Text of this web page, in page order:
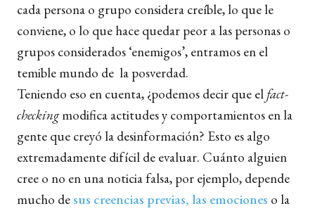
cada persona o grupo considera creíble, lo que le
conviene, o lo que hace quedar peor a las personas o
grupos considerados ‘enemigos’, entramos en el
temible mundo de la posverdad.
Teniendo eso en cuenta, ¿podemos decir que elfact-
checkingmodifica actitudes y comportamientos en la
gente que creyó la desinformación? Esto es algo
extremadamente difícil de evaluar. Cuánto alguien
cree o no en una noticia falsa, por ejemplo, depende
mucho desus creencias previas, las emociones o la